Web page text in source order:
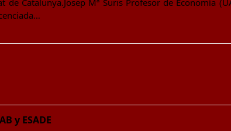
de Catalunya.Josep Mª Suris Profesor de Economía
y ESADE